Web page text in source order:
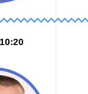
10:20 – 09:45